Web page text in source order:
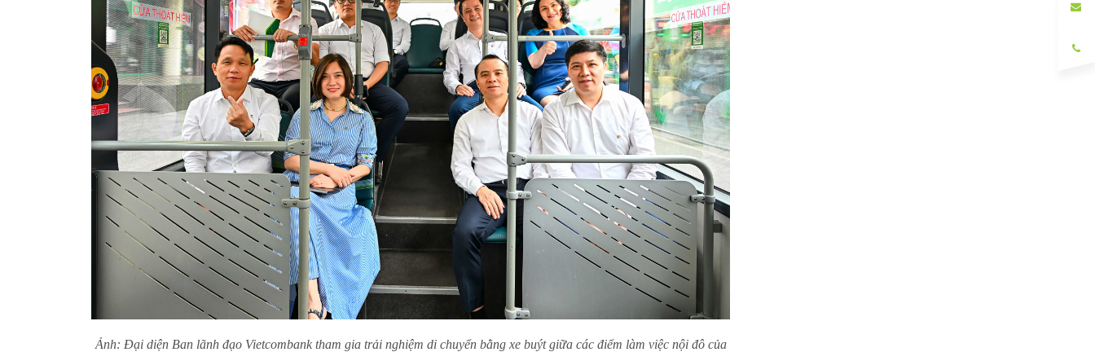
Ảnh: Đại diện Ban lãnh đạo Vietcombank tham gia trải nghiệm di chuyển bằng xe buýt giữa các điểm làm việc nội đô của